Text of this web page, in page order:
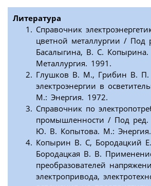
Литература
Справочник
цветной металлургии /
Басалыгина, В. С.
Металлургия. 1991.
Глушков В. М., Грибин В. П.
электроэнергии в
М.: Энергия. 1972.
Справочник по
промышленности / Под
Ю. В. Копытова. М.:
Копырин В. С, Бородацкий
Бородацкая В. В.
преобразователей
электропривода,